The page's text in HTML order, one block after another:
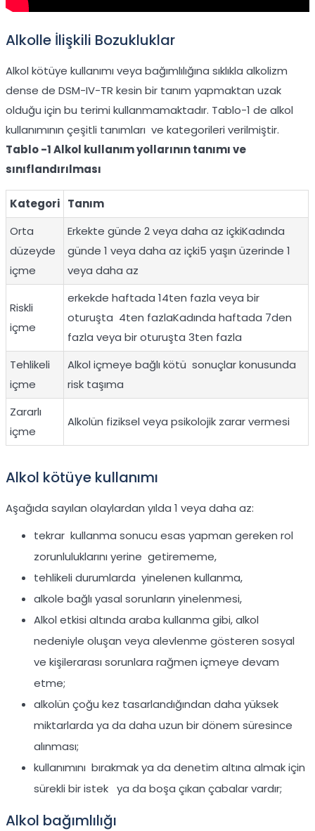
Alkolle İlişkili Bozukluklar
Alkol kötüye kullanımı veya bağımlılığına sıklıkla alkolizm
dense de DSM-IV-TR kesin bir tanım yapmaktan uzak
olduğu için bu terimi kullanmamaktadır. Tablo-1 de alkol
kullanımının çeşitli tanımları ve kategorileri verilmiştir.
Tablo -1 Alkol kullanım yollarının tanımı ve
sınıflandırılması
Kategori Tanım
Orta
düzeyde
içme
Erkekte günde 2 veya daha az içkiKadında
günde 1 veya daha az içki5 yaşın üzerinde 1
veya daha az
Riskli
içme
erkekde haftada 14ten fazla veya bir
oturuşta 4ten fazlaKadında haftada 7den
fazla veya bir oturuşta 3ten fazla
Tehlikeli
içme
Alkol içmeye bağlı kötü sonuçlar konusunda
risk taşıma
Zararlı
içme
Alkolün fiziksel veya psikolojik zarar vermesi
Alkol kötüye kullanımı
Aşağıda sayılan olaylardan yılda 1 veya daha az:
tekrar kullanma sonucu esas yapman gereken rol
zorunluluklarını yerine getirememe,
tehlikeli durumlarda yinelenen kullanma,
alkole bağlı yasal sorunların yinelenmesi,
Alkol etkisi altında araba kullanma gibi, alkol
nedeniyle oluşan veya alevlenme gösteren sosyal
ve kişilerarası sorunlara rağmen içmeye devam
etme;
alkolün çoğu kez tasarlandığından daha yüksek
miktarlarda ya da daha uzun bir dönem süresince
alınması;
kullanımını bırakmak ya da denetim altına almak için
sürekli bir istek ya da boşa çıkan çabalar vardır;
Alkol bağımlılığı